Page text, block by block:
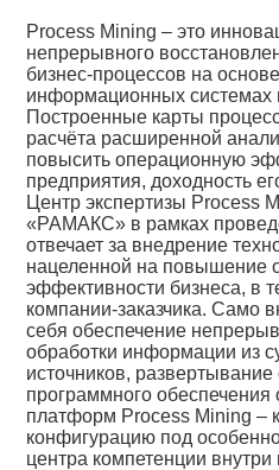
Process Mining – это
непрерывного
бизнес-процессов на
информационных системах
Построенные карты
расчёта расширенной
повысить операционную
предприятия, доходность
Центр экспертизы Process
«РАМАКС» в рамках
отвечает за внедрение
нацеленной на повышение
эффективности бизнеса, в
компании-заказчика. Само
себя обеспечение
обработки информации из
источников,
программного обеспечения
платформ Process Mining –
конфигурацию под
центра компетенции внутри